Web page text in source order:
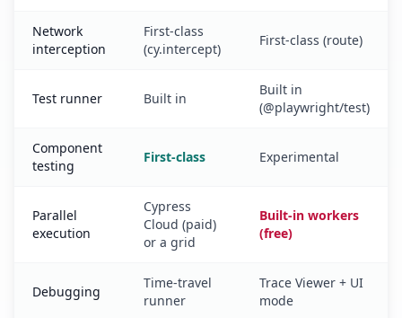
Network
interception
First-class
(cy.intercept)
First-class (route)
Test runner Built in
Built in
(@playwright/test)
Component
testing
First-class Experimental
Parallel
execution
Cypress
Cloud (paid)
or a grid
Built-in workers
(free)
Debugging
Time-travel
runner
Trace Viewer + UI
mode